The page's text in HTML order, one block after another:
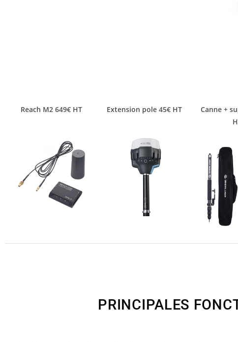
Reach M2 649€ HT Extension pole 45€ HT
Canne +
PRINCIPALES